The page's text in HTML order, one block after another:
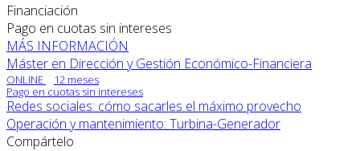
Financiación
Pago en cuotas sin intereses
MÁS INFORMACIÓN
Máster en Dirección y Gestión Económico-Financiera
ONLINE
12 meses
Pago en cuotas sin intereses
Redes sociales: cómo sacarles el máximo provecho
Operación y mantenimiento: Turbina-Generador
Compártelo